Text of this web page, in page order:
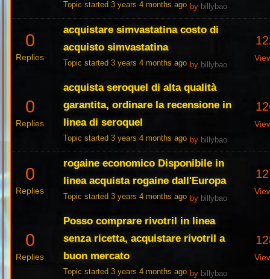
Topic started 3 years 4 months ago by billybao
0
Replies
acquistare simvastatina costo di
acquisto simvastatina
Topic started 3 years 4 months ago by billybao
0
Replies
acquista seroquel di alta qualità
garantita, ordinare la recensione in
linea di seroquel
Topic started 3 years 4 months ago by billybao
0
Replies
rogaine economico Disponibile in
linea acquista rogaine dall'Europa
Topic started 3 years 4 months ago by billybao
0
Replies
Posso comprare rivotril in linea
senza ricetta, acquistare rivotril a
buon mercato
Topic started 3 years 4 months ago by billybao